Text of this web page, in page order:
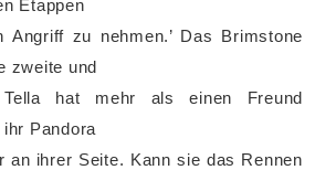
Etappen
Angriff zu nehmen.’ Das Brimstone
zweite und
hat mehr als einen Freund
Pandora
an ihrer Seite. Kann sie das Rennen